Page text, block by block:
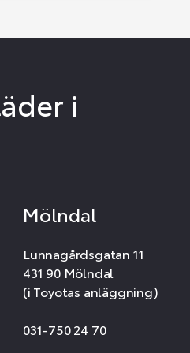
i
Mölndal
Lunnagårdsgatan 11
431 90 Mölndal
(i Toyotas anläggning)
031-750 24 70